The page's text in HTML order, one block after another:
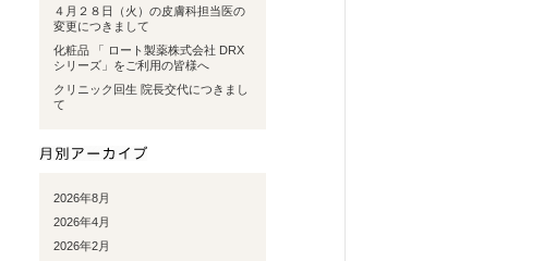
４月２８日（火）の皮膚科担当医の
変更につきまして
化粧品 「 ロート製薬株式会社 DRX
シリーズ」をご利用の皆様へ
クリニック回生 院長交代につきまし
て
2026年8月
2026年4月
2026年2月